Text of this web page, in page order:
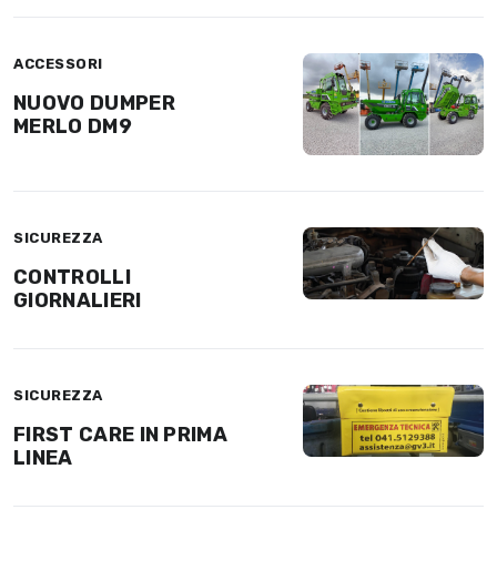
ACCESSORI
NUOVO DUMPER
MERLO DM9
SICUREZZA
CONTROLLI
GIORNALIERI
SICUREZZA
FIRST CARE IN PRIMA
LINEA